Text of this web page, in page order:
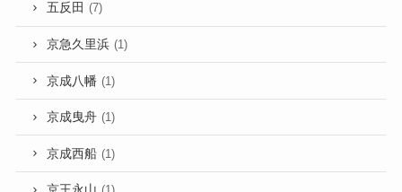
五反田 (7)
京急久里浜 (1)
京成八幡 (1)
京成曳舟 (1)
京成西船 (1)